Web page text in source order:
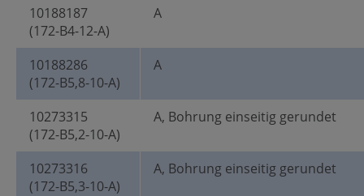
10188187
(172-B4-12-A)
A
10188286
(172-B5,8-10-A)
A
10273315
(172-B5,2-10-A)
A, Bohrung einseitig gerundet
10273316
(172-B5,3-10-A)
A, Bohrung einseitig gerundet